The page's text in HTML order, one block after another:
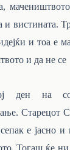
и вистината.
и тоа е
и да не се
ден на
Старецот
е јасно
Тогаш ќе ни